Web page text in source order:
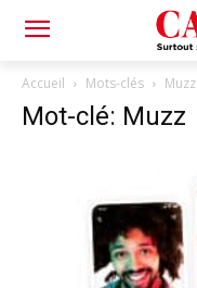
Accueil Mots-clés Muzz
Mot-clé: Muzz